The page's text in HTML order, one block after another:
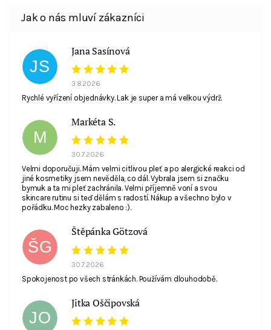
Souhlasím se zpracovánímosobních údajů
JS
Jana Sasínová
3.8.2026
Rychlé vyřízení objednávky. Lak je super a má velkou výdrž.
M
Markéta S.
30.7.2026
Velmi doporučuji. Mám velmi citlivou pleť a po alergické reakci od
jiné kosmetiky jsem nevěděla, co dál. Vybrala jsem si značku
bymuk a ta mi pleť zachránila. Velmi příjemně voní a svou
skincare rutinu si teď dělám s radostí. Nákup a všechno bylo v
pořádku. Moc hezky zabaleno :).
ŠG
Štěpánka Götzová
30.7.2026
Spokojenost po všech stránkách. Používám dlouhodobě.
JO
Jitka Oščipovská